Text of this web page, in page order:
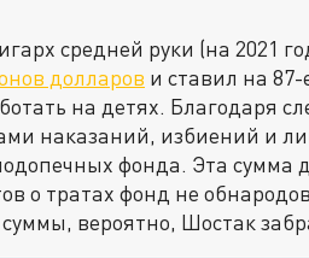
средней руки (на 2021
долларов и ставил на 87-
на детях. Благодаря
наказаний, избиений и
фонда. Эта сумма
о тратах фонд не
вероятно, Шостак